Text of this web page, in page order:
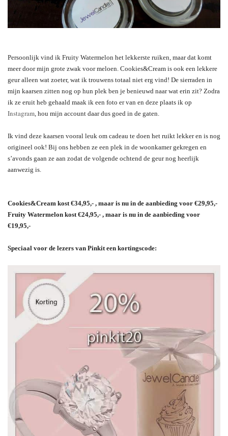
Persoonlijk vind ik Fruity Watermelon het lekkerste ruiken, maar dat komt
meer door mijn grote zwak voor meloen. Cookies&Cream is ook een lekkere
geur alleen wat zoeter, wat ik trouwens totaal niet erg vind! De sierraden in
mijn kaarsen zitten nog op hun plek ben je benieuwd naar wat erin zit? Zodra
ik ze eruit heb gehaald maak ik een foto er van en deze plaats ik op
Instagram, hou mijn account daar dus goed in de gaten.
Ik vind deze kaarsen vooral leuk om cadeau te doen het ruikt lekker en is nog
origineel ook! Bij ons hebben ze een plek in de woonkamer gekregen en
s’avonds gaan ze aan zodat de volgende ochtend de geur nog heerlijk
aanwezig is.
Cookies&Cream kost €34,95,- , maar is nu in de aanbieding voor €29,95,-
Fruity Watermelon kost €24,95,- , maar is nu in de aanbieding voor
€19,95,-
Speciaal voor de lezers van Pinkit een kortingscode: